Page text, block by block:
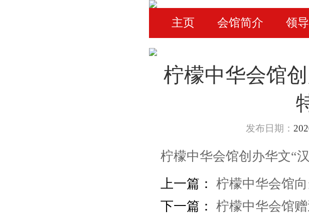
主页 会馆简介 领
柠檬中华会馆
发布日期：
柠檬中华会馆创办华文“
上一篇：
柠檬中华会馆
下一篇：
柠檬中华会馆